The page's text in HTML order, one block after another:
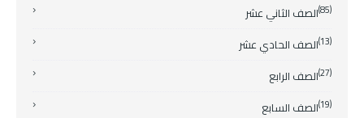
الصف الثاني عشر (85)
الصف الحادي عشر (13)
الصف الرابع (27)
الصف السابع (19)